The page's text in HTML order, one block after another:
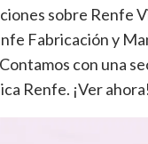
sobre Renfe
Fabricación y
con una
Renfe. ¡Ver ahora!